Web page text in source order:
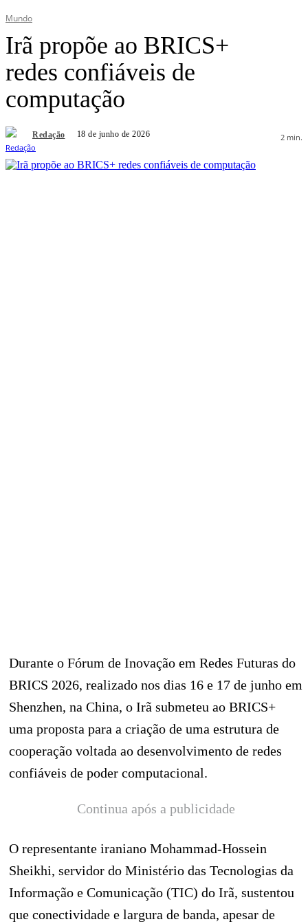
Mundo
Irã propõe ao BRICS+
redes confiáveis de
computação
Redação 18 de junho de 2026 2 min.
Durante o Fórum de Inovação em Redes Futuras do
BRICS 2026, realizado nos dias 16 e 17 de junho em
Shenzhen, na China, o Irã submeteu ao BRICS+
uma proposta para a criação de uma estrutura de
cooperação voltada ao desenvolvimento de redes
confiáveis de poder computacional.
Continua após a publicidade
O representante iraniano Mohammad-Hossein
Sheikhi, servidor do Ministério das Tecnologias da
Informação e Comunicação (TIC) do Irã, sustentou
que conectividade e largura de banda, apesar de